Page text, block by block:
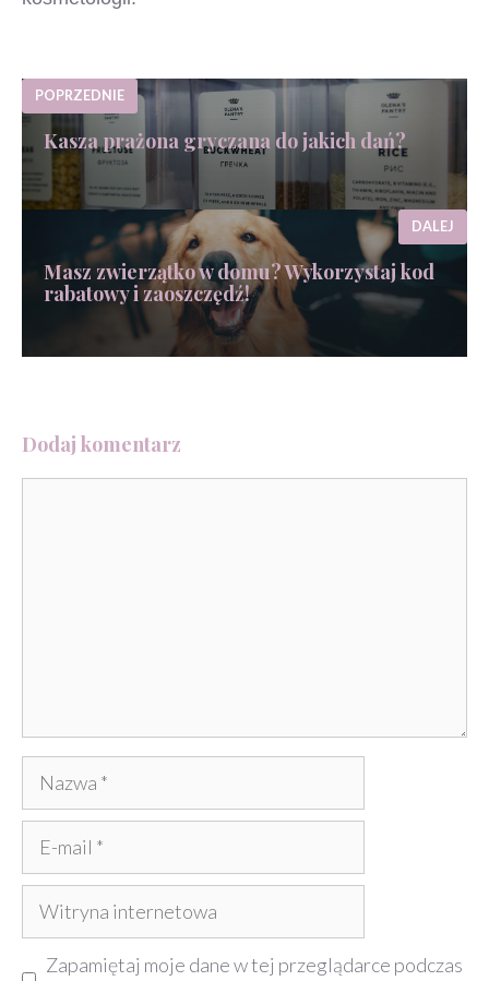
POPRZEDNIE
Kasza prażona gryczana do jakich dań?
Masz zwierzątko w domu? Wykorzystaj kod
rabatowy i zaoszczędź!
DALEJ
Dodaj komentarz
Nazwa
Witryna
internetowa
Zapamiętaj moje dane w tej przeglądarce podczas